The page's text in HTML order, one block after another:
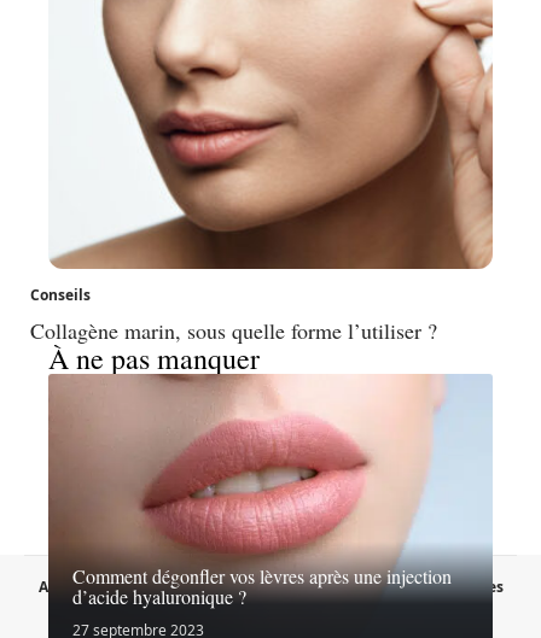
Conseils
Collagène marin, sous quelle forme l’utiliser ?
À ne pas manquer
Comment dégonfler vos lèvres après une injection
d’acide hyaluronique ?
27 septembre 2023
A propos Contact Proposer un article
Mentions légales
Sitemap